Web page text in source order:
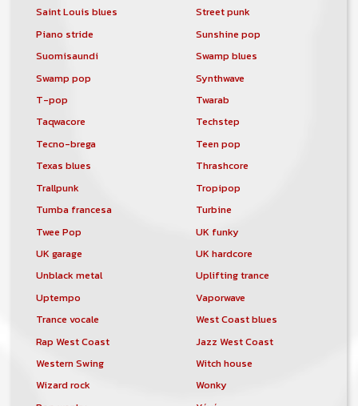
Saint Louis blues
Street punk
Piano stride
Sunshine pop
Suomisaundi
Swamp blues
Swamp pop
Synthwave
T-pop
Twarab
Taqwacore
Techstep
Tecno-brega
Teen pop
Texas blues
Thrashcore
Trallpunk
Tropipop
Tumba francesa
Turbine
Twee Pop
UK funky
UK garage
UK hardcore
Unblack metal
Uplifting trance
Uptempo
Vaporwave
Trance vocale
West Coast blues
Rap West Coast
Jazz West Coast
Western Swing
Witch house
Wizard rock
Wonky